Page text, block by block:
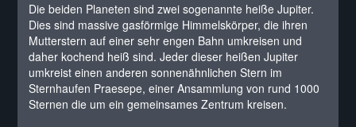
Die beiden Planeten sind zwei sogenannte heiße Jupiter.
Dies sind massive gasförmige Himmelskörper, die ihren
Mutterstern auf einer sehr engen Bahn umkreisen und
daher kochend heiß sind. Jeder dieser heißen Jupiter
umkreist einen anderen sonnenähnlichen Stern im
Sternhaufen Praesepe, einer Ansammlung von rund 1000
Sternen die um ein gemeinsames Zentrum kreisen.